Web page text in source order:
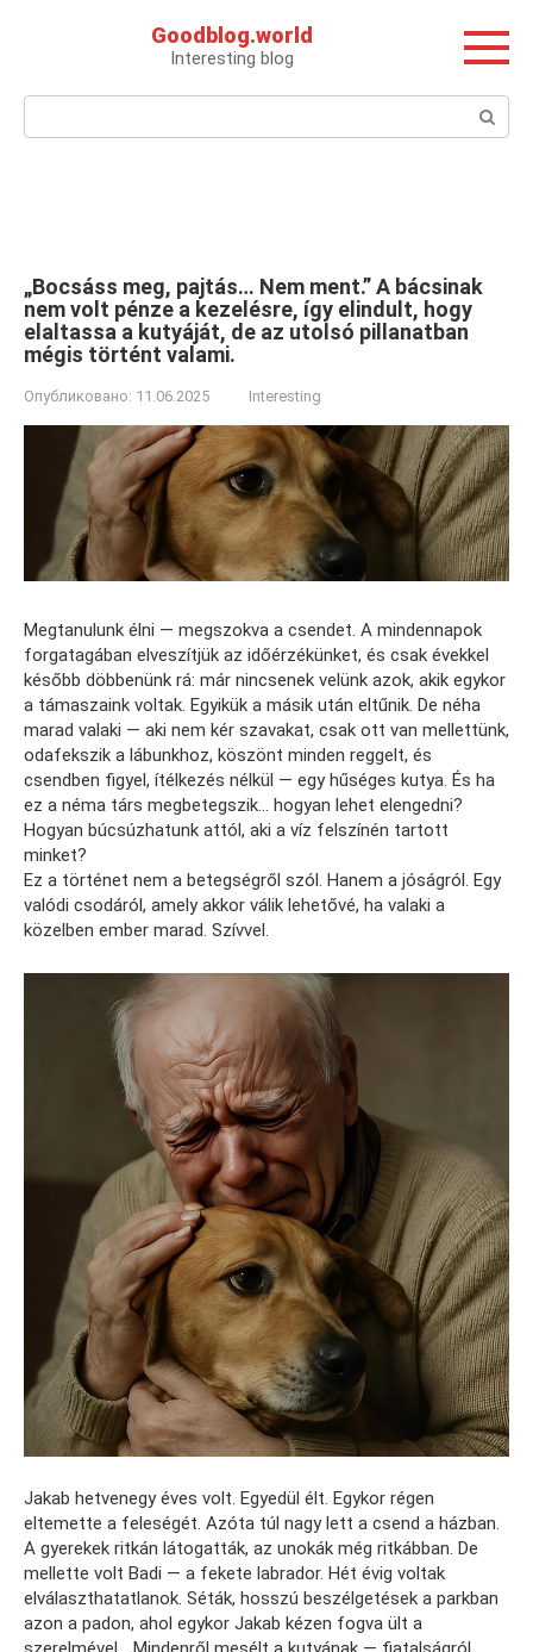
Goodblog.world
Interesting blog
Поиск:
„Bocsáss meg, pajtás… Nem ment.” A bácsinak
nem volt pénze a kezelésre, így elindult, hogy
elaltassa a kutyáját, de az utolsó pillanatban
mégis történt valami.
Опубликовано: 11.06.2025 Interesting
Megtanulunk élni — megszokva a csendet. A mindennapok
forgatagában elveszítjük az időérzékünket, és csak évekkel
később döbbenünk rá: már nincsenek velünk azok, akik egykor
a támaszaink voltak. Egyikük a másik után eltűnik. De néha
marad valaki — aki nem kér szavakat, csak ott van mellettünk,
odafekszik a lábunkhoz, köszönt minden reggelt, és
csendben figyel, ítélkezés nélkül — egy hűséges kutya. És ha
ez a néma társ megbetegszik… hogyan lehet elengedni?
Hogyan búcsúzhatunk attól, aki a víz felszínén tartott
minket?
Ez a történet nem a betegségről szól. Hanem a jóságról. Egy
valódi csodáról, amely akkor válik lehetővé, ha valaki a
közelben ember marad. Szívvel.
Jakab hetvenegy éves volt. Egyedül élt. Egykor régen
eltemette a feleségét. Azóta túl nagy lett a csend a házban.
A gyerekek ritkán látogatták, az unokák még ritkábban. De
mellette volt Badi — a fekete labrador. Hét évig voltak
elválaszthatatlanok. Séták, hosszú beszélgetések a parkban
azon a padon, ahol egykor Jakab kézen fogva ült a